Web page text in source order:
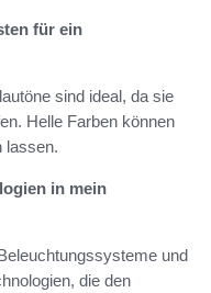
für ein
sind ideal, da sie
Helle Farben können
lassen.
in mein
und
die den